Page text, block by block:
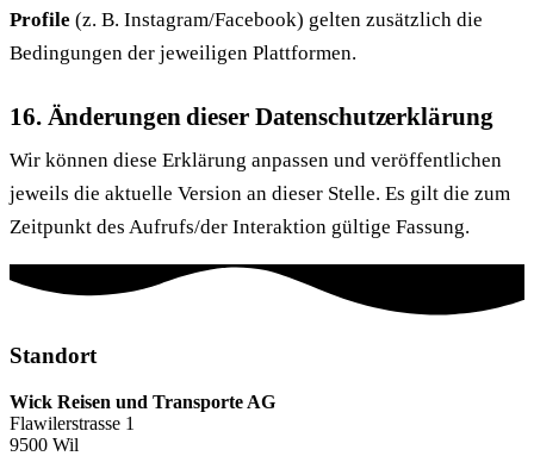
Profile (z. B. Instagram/Facebook) gelten zusätzlich die
Bedingungen der jeweiligen Plattformen.
16. Änderungen dieser Datenschutzerklärung
Wir können diese Erklärung anpassen und veröffentlichen
jeweils die aktuelle Version an dieser Stelle. Es gilt die zum
Zeitpunkt des Aufrufs/der Interaktion gültige Fassung.
Standort
Wick Reisen und Transporte AG
Flawilerstrasse 1
9500 Wil